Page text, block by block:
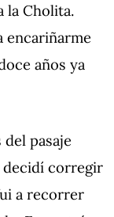
la Cholita.
encariñarme
años ya
pasaje
decidí corregir
a recorrer